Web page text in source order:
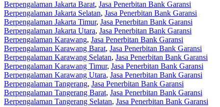
Berpengalaman Jakarta Barat, Jasa Penerbitan Bank Garansi
Berpengalaman Jakarta Selatan, Jasa Penerbitan Bank Garansi
Berpengalaman Jakarta Timur, Jasa Penerbitan Bank Garansi
Berpengalaman Jakarta Utara, Jasa Penerbitan Bank Garansi
Berpengalaman Karawang, Jasa Penerbitan Bank Garansi
Berpengalaman Karawang Barat, Jasa Penerbitan Bank Garansi
Berpengalaman Karawang Selatan, Jasa Penerbitan Bank Garansi
Berpengalaman Karawang Timur, Jasa Penerbitan Bank Garansi
Berpengalaman Karawang Utara, Jasa Penerbitan Bank Garansi
Berpengalaman Tangerang, Jasa Penerbitan Bank Garansi
Berpengalaman Tangerang Barat, Jasa Penerbitan Bank Garansi
Berpengalaman Tangerang Selatan, Jasa Penerbitan Bank Garansi